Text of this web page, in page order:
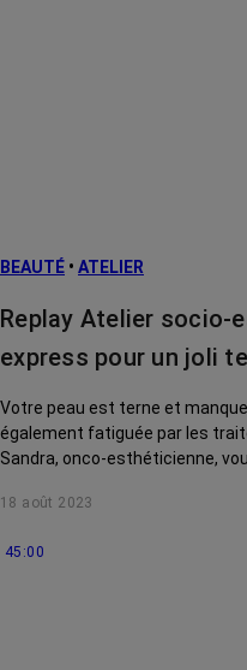
BEAUTÉ • ATELIER
Replay Atelier socio-
express pour un joli
Votre peau est terne et
également fatiguée par les
Sandra, onco-esthéticienne,
hiver.
18 août 2023
45:00